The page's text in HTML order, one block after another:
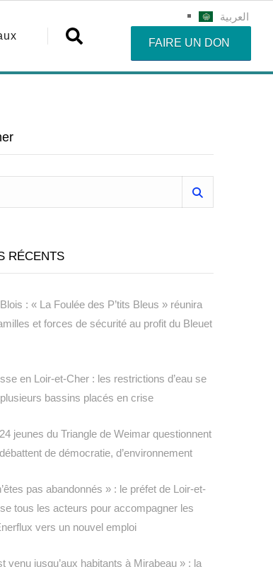
العربية
FAIRE UN DON
RÉCENTS
: « La Foulée des P’tits Bleus » réunira
et forces de sécurité au profit du Bleuet
en Loir-et-Cher : les restrictions d’eau se
bassins placés en crise
jeunes du Triangle de Weimar questionnent
de démocratie, d’environnement
pas abandonnés » : le préfet de Loir-et-
tous les acteurs pour accompagner les
vers un nouvel emploi
venu jusqu’aux habitants à Mirabeau » : la